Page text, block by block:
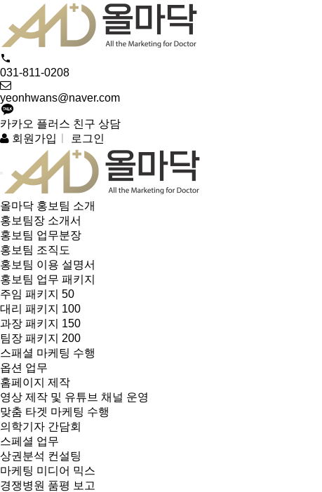
031-811-0208
yeonhwans@naver.com
카카오 플러스 친구 상담
회원가입
로그인
올마닥 홍보팀 소개
홍보팀장 소개서
홍보팀 업무분장
홍보팀 조직도
홍보팀 이용 설명서
홍보팀 업무 패키지
주임 패키지 50
대리 패키지 100
과장 패키지 150
팀장 패키지 200
스패셜 마케팅 수행
옵션 업무
홈페이지 제작
영상 제작 및 유튜브 채널 운영
맞춤 타겟 마케팅 수행
의학기자 간담회
스페셜 업무
상권분석 컨설팅
마케팅 미디어 믹스
경쟁병원 품평 보고